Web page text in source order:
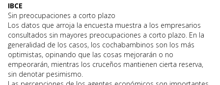
IBCE
Sin preocupaciones a corto plazo
Los datos que arroja la encuesta muestra a los empresarios
consultados sin mayores preocupaciones a corto plazo. En la
generalidad de los casos, los cochabambinos son los más
optimistas, opinando que las cosas mejorarán o no
empeorarán, mientras los cruceños mantienen cierta reserva,
sin denotar pesimismo.